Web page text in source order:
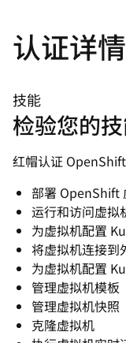
认证详情
技能
检验您的
红帽认证 OpenShift
部署 OpenShift
运行和访问虚拟
为虚拟机配置
将虚拟机连接到
为虚拟机配置
管理虚拟机模板
管理虚拟机快照
克隆虚拟机